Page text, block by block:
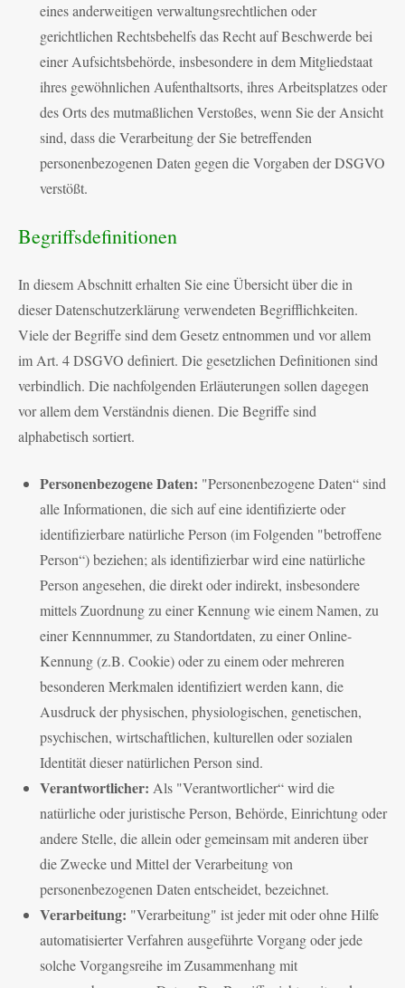
eines anderweitigen verwaltungsrechtlichen oder
gerichtlichen Rechtsbehelfs das Recht auf Beschwerde bei
einer Aufsichtsbehörde, insbesondere in dem Mitgliedstaat
ihres gewöhnlichen Aufenthaltsorts, ihres Arbeitsplatzes oder
des Orts des mutmaßlichen Verstoßes, wenn Sie der Ansicht
sind, dass die Verarbeitung der Sie betreffenden
personenbezogenen Daten gegen die Vorgaben der DSGVO
verstößt.
Begriffsdefinitionen
In diesem Abschnitt erhalten Sie eine Übersicht über die in
dieser Datenschutzerklärung verwendeten Begrifflichkeiten.
Viele der Begriffe sind dem Gesetz entnommen und vor allem
im Art. 4 DSGVO definiert. Die gesetzlichen Definitionen sind
verbindlich. Die nachfolgenden Erläuterungen sollen dagegen
vor allem dem Verständnis dienen. Die Begriffe sind
alphabetisch sortiert.
Personenbezogene Daten: "Personenbezogene Daten“ sind
alle Informationen, die sich auf eine identifizierte oder
identifizierbare natürliche Person (im Folgenden "betroffene
Person“) beziehen; als identifizierbar wird eine natürliche
Person angesehen, die direkt oder indirekt, insbesondere
mittels Zuordnung zu einer Kennung wie einem Namen, zu
einer Kennnummer, zu Standortdaten, zu einer Online-
Kennung (z.B. Cookie) oder zu einem oder mehreren
besonderen Merkmalen identifiziert werden kann, die
Ausdruck der physischen, physiologischen, genetischen,
psychischen, wirtschaftlichen, kulturellen oder sozialen
Identität dieser natürlichen Person sind.
Verantwortlicher: Als "Verantwortlicher“ wird die
natürliche oder juristische Person, Behörde, Einrichtung oder
andere Stelle, die allein oder gemeinsam mit anderen über
die Zwecke und Mittel der Verarbeitung von
personenbezogenen Daten entscheidet, bezeichnet.
Verarbeitung: "Verarbeitung" ist jeder mit oder ohne Hilfe
automatisierter Verfahren ausgeführte Vorgang oder jede
solche Vorgangsreihe im Zusammenhang mit